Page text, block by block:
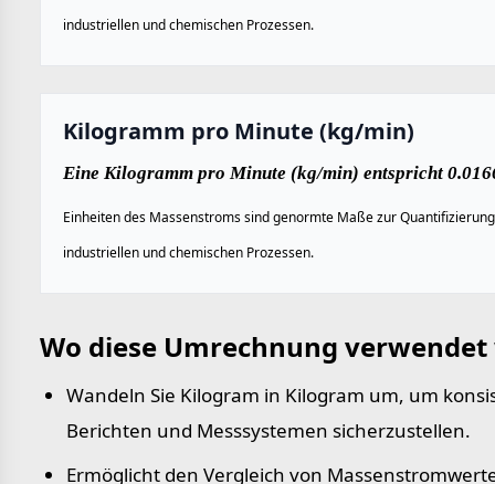
industriellen und chemischen Prozessen.
Kilogramm pro Minute (kg/min)
Eine Kilogramm pro Minute (kg/min) entspricht
Einheiten des Massenstroms sind genormte Maße zur
industriellen und chemischen Prozessen.
Wo diese Umrechnung
Wandeln Sie Kilogram in Kilogram um, um
Berichten und Messsystemen sicherzustellen.
Ermöglicht den Vergleich von